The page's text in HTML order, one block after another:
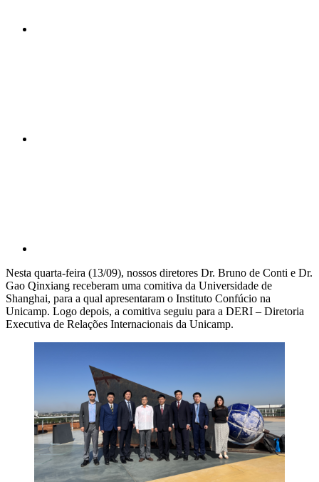
Nesta quarta-feira (13/09), nossos diretores Dr. Bruno de Conti e Dr.
Gao Qinxiang receberam uma comitiva da Universidade de
Shanghai, para a qual apresentaram o Instituto Confúcio na
Unicamp. Logo depois, a comitiva seguiu para a DERI – Diretoria
Executiva de Relações Internacionais da Unicamp.